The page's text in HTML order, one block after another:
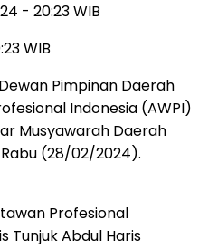
- 20:23 WIB
WIB
Pimpinan Daerah
Indonesia (AWPI)
Musyawarah Daerah
(28/02/2024).